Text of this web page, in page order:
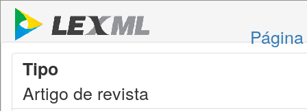
Tipo
Artigo de revista